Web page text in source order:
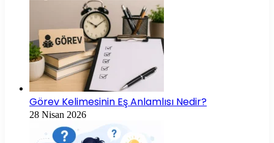
Görev Kelimesinin Eş Anlamlısı Nedir?
28 Nisan 2026